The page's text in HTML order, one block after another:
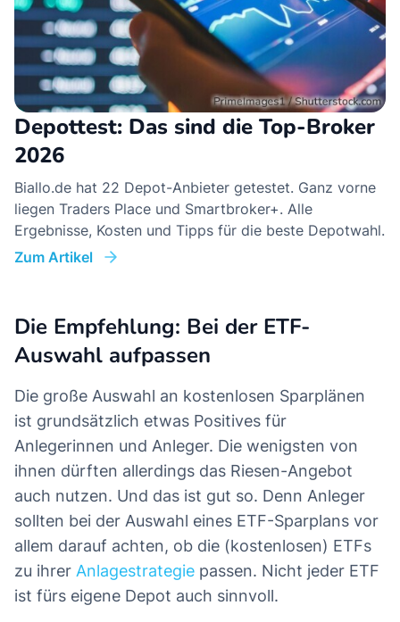
Depottest: Das sind die Top-Broker
2026
Biallo.de hat 22 Depot-Anbieter getestet. Ganz vorne
liegen Traders Place und Smartbroker+. Alle
Ergebnisse, Kosten und Tipps für die beste Depotwahl.
Zum Artikel
Die Empfehlung: Bei der ETF-
Auswahl aufpassen
Die große Auswahl an kostenlosen Sparplänen
ist grundsätzlich etwas Positives für
Anlegerinnen und Anleger. Die wenigsten von
ihnen dürften allerdings das Riesen-Angebot
auch nutzen. Und das ist gut so. Denn Anleger
sollten bei der Auswahl eines ETF-Sparplans vor
allem darauf achten, ob die (kostenlosen) ETFs
zu ihrer Anlagestrategie passen. Nicht jeder ETF
ist fürs eigene Depot auch sinnvoll.